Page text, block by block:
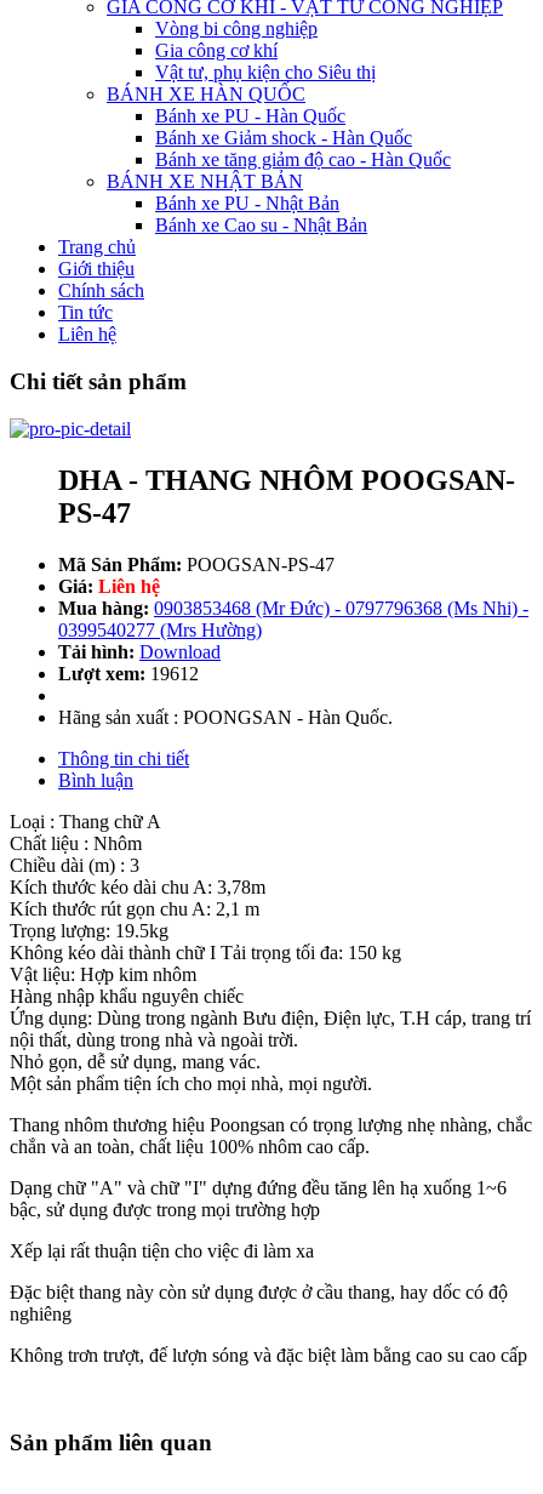
GIA CÔNG CƠ KHÍ - VẬT TƯ CÔNG NGHIỆP
Vòng bi công nghiệp
Gia công cơ khí
Vật tư, phụ kiện cho Siêu thị
BÁNH XE HÀN QUỐC
Bánh xe PU - Hàn Quốc
Bánh xe Giảm shock - Hàn Quốc
Bánh xe tăng giảm độ cao - Hàn Quốc
BÁNH XE NHẬT BẢN
Bánh xe PU - Nhật Bản
Bánh xe Cao su - Nhật Bản
Trang chủ
Giới thiệu
Chính sách
Tin tức
Liên hệ
Chi tiết sản phẩm
DHA - THANG NHÔM POOGSAN-
PS-47
Mã Sản Phẩm: POOGSAN-PS-47
Giá: Liên hệ
Mua hàng: 0903853468 (Mr Đức) - 0797796368 (Ms Nhi) -
0399540277 (Mrs Hường)
Tải hình: Download
Lượt xem: 19612
Hãng sản xuất : POONGSAN - Hàn Quốc.
Thông tin chi tiết
Bình luận
Loại : Thang chữ A
Chất liệu : Nhôm
Chiều dài (m) : 3
Kích thước kéo dài chu A: 3,78m
Kích thước rút gọn chu A: 2,1 m
Trọng lượng: 19.5kg
Không kéo dài thành chữ I Tải trọng tối đa: 150 kg
Vật liệu: Hợp kim nhôm
Hàng nhập khẩu nguyên chiếc
Ứng dụng: Dùng trong ngành Bưu điện, Điện lực, T.H cáp, trang trí
nội thất, dùng trong nhà và ngoài trời.
Nhỏ gọn, dễ sử dụng, mang vác.
Một sản phẩm tiện ích cho mọi nhà, mọi người.
Thang nhôm thương hiệu Poongsan có trọng lượng nhẹ nhàng, chắc
chắn và an toàn, chất liệu 100% nhôm cao cấp.
Dạng chữ "A" và chữ "I" dựng đứng đều tăng lên hạ xuống 1~6
bậc, sử dụng được trong mọi trường hợp
Xếp lại rất thuận tiện cho việc đi làm xa
Đặc biệt thang này còn sử dụng được ở cầu thang, hay dốc có độ
nghiêng
Không trơn trượt, đế lượn sóng và đặc biệt làm bằng cao su cao cấp
Sản phẩm liên quan